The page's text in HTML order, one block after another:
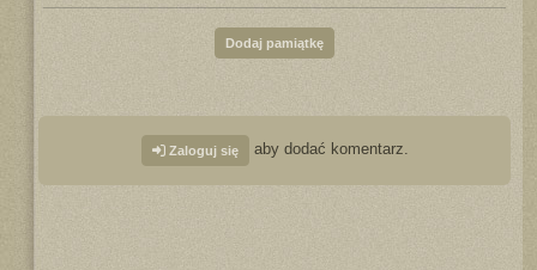
Dodaj pamiątkę
Zaloguj się aby dodać komentarz.